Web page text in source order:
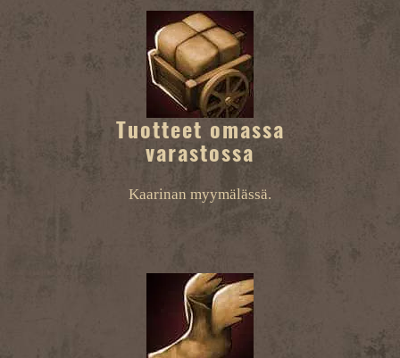
Tuotteet omassa
varastossa
Kaarinan myymälässä.